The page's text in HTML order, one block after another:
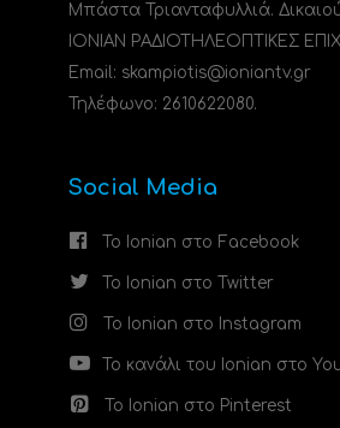
Μπάστα Τριανταφυλλιά.
ΙΟΝΙΑΝ ΡΑΔΙΟΤΗΛΕΟΠΤΙΚΕΣ
Email: skampiotis@ioniantv.gr
Τηλέφωνο: 2610622080.
Social Media
Το Ionian στο Facebook
Το Ionian στο Twitter
Το Ionian στο Instagram
Το κανάλι του Ionian στο
Το Ionian στο Pinterest